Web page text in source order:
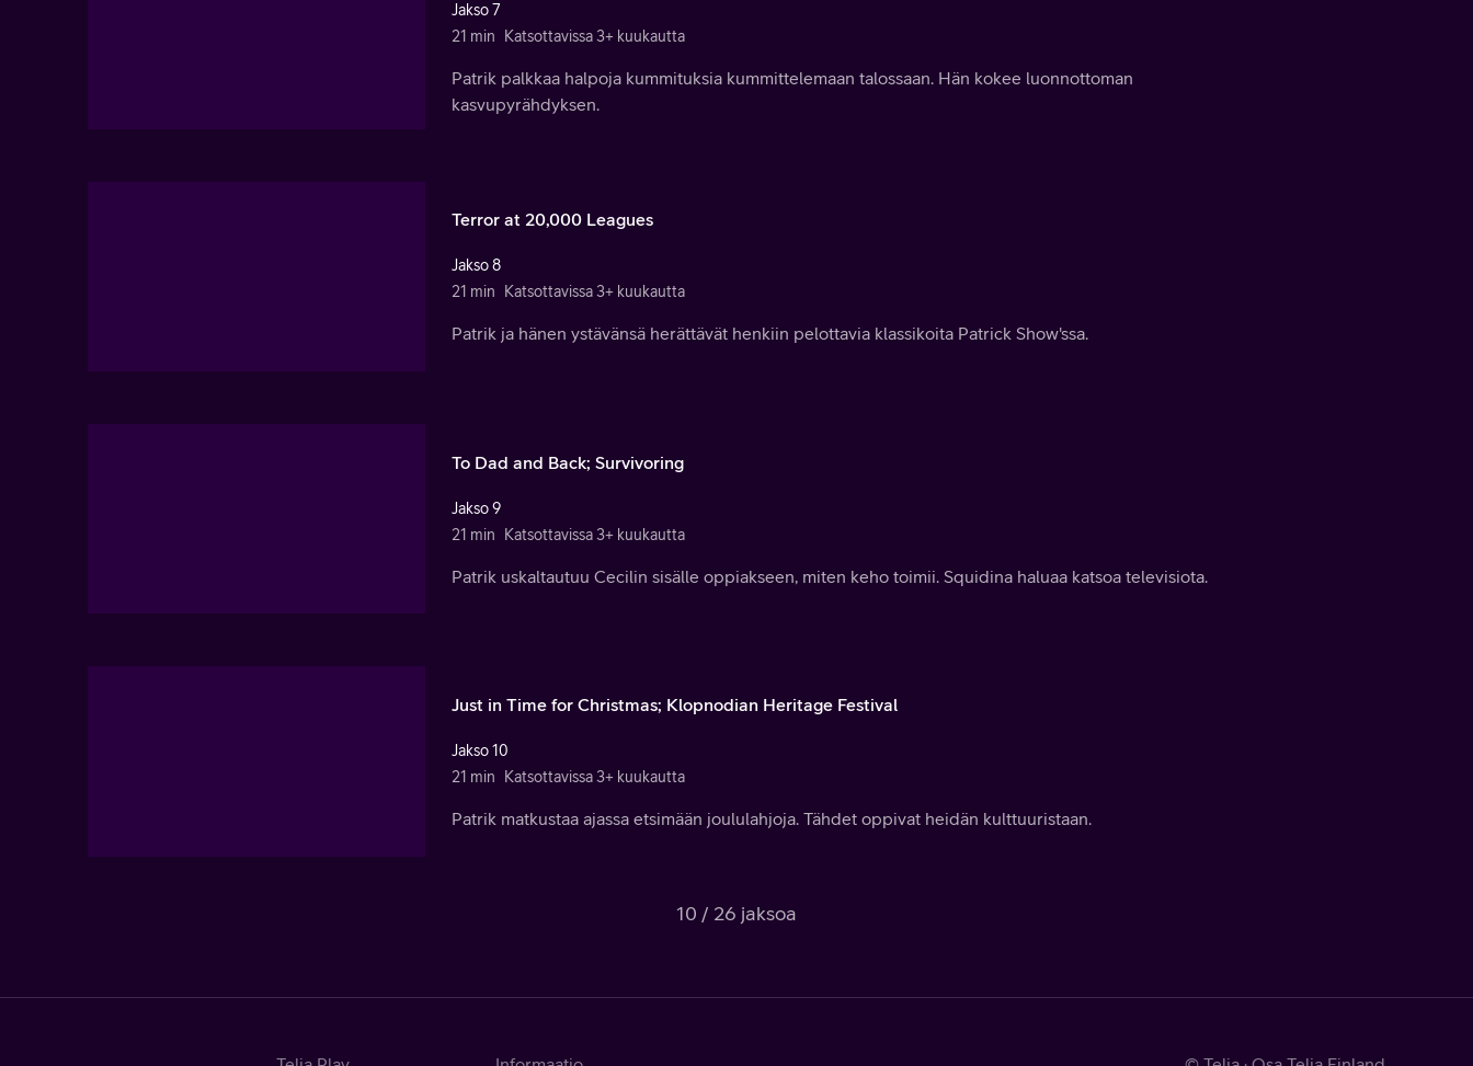
Jakso 7
21 min
Katsottavissa 3+ kuukautta
Patrik palkkaa halpoja kummituksia kummittelemaan talossaan. Hän kokee luonnottoman
kasvupyrähdyksen.
Terror at 20,000 Leagues
Jakso 8
21 min
Katsottavissa 3+ kuukautta
Patrik ja hänen ystävänsä herättävät henkiin pelottavia klassikoita Patrick Show'ssa.
To Dad and Back; Survivoring
Jakso 9
21 min
Katsottavissa 3+ kuukautta
Patrik uskaltautuu Cecilin sisälle oppiakseen, miten keho toimii. Squidina haluaa katsoa televisiota.
Just in Time for Christmas; Klopnodian Heritage Festival
Jakso 10
21 min
Katsottavissa 3+ kuukautta
Patrik matkustaa ajassa etsimään joululahjoja. Tähdet oppivat heidän kulttuuristaan.
10 / 26 jaksoa